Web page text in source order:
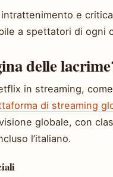
e
a spettatori di ogni
delle
in streaming,
di streaming
globale, con
l’italiano.